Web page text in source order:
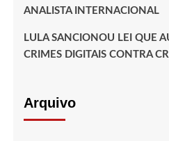
ANALISTA INTERNACIONAL
LULA SANCIONOU LEI QUE
CRIMES DIGITAIS CONTRA
Arquivo